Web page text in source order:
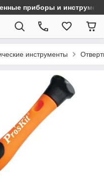
приборы и
инструменты